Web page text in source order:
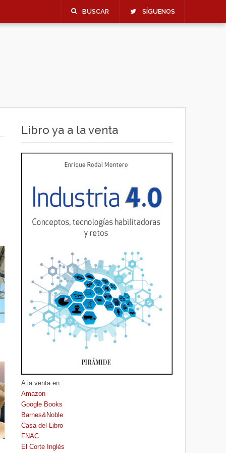
BUSCAR SÍGUENOS
Libro ya a la venta
A la venta en:
Amazon
Google Books
Barnes&Noble
Casa del Libro
FNAC
El Corte Inglés